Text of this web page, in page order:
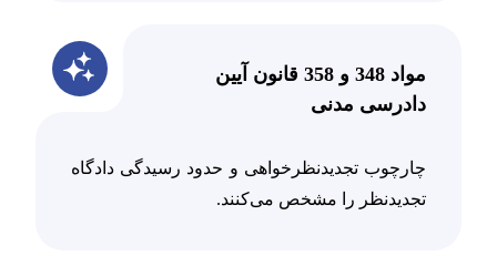
مواد 348 و 358 قانون آیین
دادرسی مدنی
چارچوب تجدیدنظرخواهی و حدود رسیدگی دادگاه
تجدیدنظر را مشخص می‌کنند.